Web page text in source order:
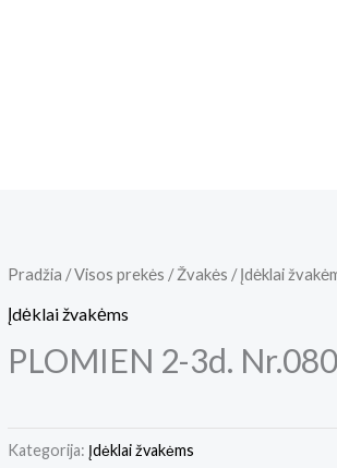
Pradžia /Visos prekės /Žvakės /Įdėklai
Įdėklai žvakėms
PLOMIEN 2-3d. Nr.080
Kategorija: Įdėklai žvakėms